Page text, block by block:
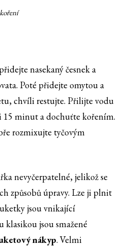
nasekaný česnek a
Poté přidejte omytou a
chvíli restujte. Přilijte vodu
15 minut a dochuťte kořením.
rozmixujte tyčovým
nevyčerpatelné, jelikož se
způsobů úpravy. Lze ji plnit
jsou vnikající
klasikou jsou smažené
nákyp. Velmi